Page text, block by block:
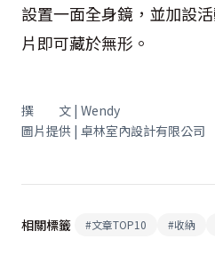
設置一面全身鏡，並加設
片即可藏於無形。
撰 文 | Wendy
圖片提供 | 卓林室內設計有限公司
相關標籤 #文章TOP10 #收納